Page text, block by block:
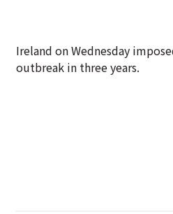
Ireland on Wednesday
outbreak in three years.